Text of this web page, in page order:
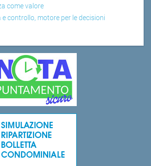
come valore
controllo, motore per le decisioni